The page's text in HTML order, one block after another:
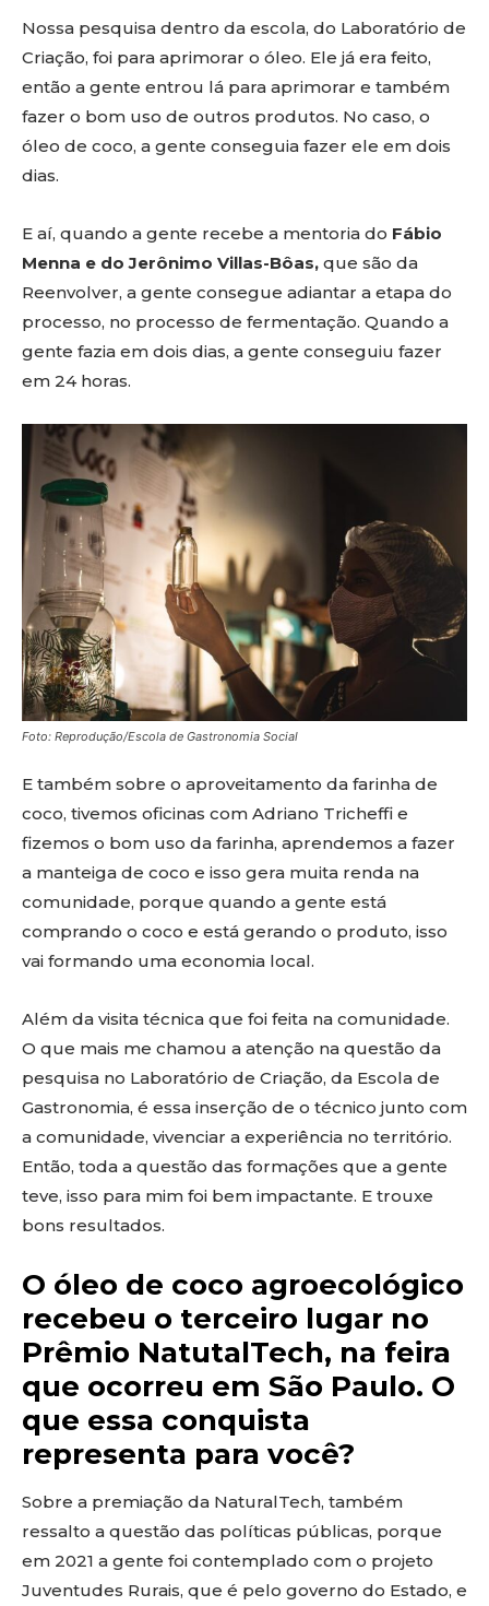
Nossa pesquisa dentro da escola, do Laboratório de
Criação, foi para aprimorar o óleo. Ele já era feito,
então a gente entrou lá para aprimorar e também
fazer o bom uso de outros produtos. No caso, o
óleo de coco, a gente conseguia fazer ele em dois
dias.
E aí, quando a gente recebe a mentoria do Fábio
Menna e do Jerônimo Villas-Bôas, que são da
Reenvolver, a gente consegue adiantar a etapa do
processo, no processo de fermentação. Quando a
gente fazia em dois dias, a gente conseguiu fazer
em 24 horas.
Foto: Reprodução/Escola de Gastronomia Social
E também sobre o aproveitamento da farinha de
coco, tivemos oficinas com Adriano Tricheffi e
fizemos o bom uso da farinha, aprendemos a fazer
a manteiga de coco e isso gera muita renda na
comunidade, porque quando a gente está
comprando o coco e está gerando o produto, isso
vai formando uma economia local.
Além da visita técnica que foi feita na comunidade.
O que mais me chamou a atenção na questão da
pesquisa no Laboratório de Criação, da Escola de
Gastronomia, é essa inserção de o técnico junto com
a comunidade, vivenciar a experiência no território.
Então, toda a questão das formações que a gente
teve, isso para mim foi bem impactante. E trouxe
bons resultados.
O óleo de coco agroecológico
recebeu o terceiro lugar no
Prêmio NatutalTech, na feira
que ocorreu em São Paulo. O
que essa conquista
representa para você?
Sobre a premiação da NaturalTech, também
ressalto a questão das políticas públicas, porque
em 2021 a gente foi contemplado com o projeto
Juventudes Rurais, que é pelo governo do Estado, e